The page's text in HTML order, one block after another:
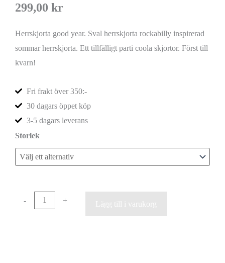
299,00 kr
Herrskjorta good year. Sval herrskjorta rockabilly inspirerad
sommar herrskjorta. Ett tillfälligt parti coola skjortor. Först till
kvarn!
Fri frakt över 350:-
30 dagars öppet köp
3-5 dagars leverans
Storlek
- + Lägg till i varukorg